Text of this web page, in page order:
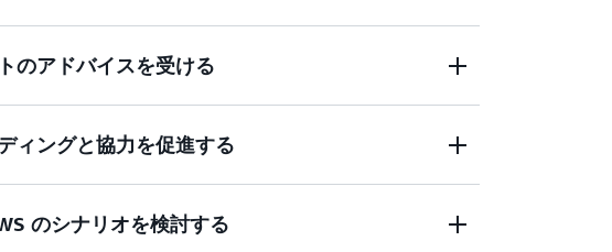
イベントで AWS ソリューションの探索的な学習
のアドバイスを受ける
Architect や Technical Account Manager とつなが
ィングと協力を促進する
イベントにおける Unicorn.Rentals のナラティブでは、グ
のシナリオを検討する